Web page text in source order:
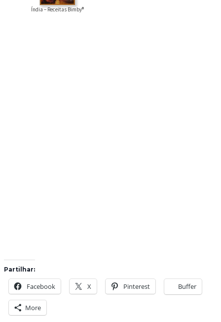
Índia – Receitas Bimby®
Partilhar:
Facebook X Pinterest Buffer
More